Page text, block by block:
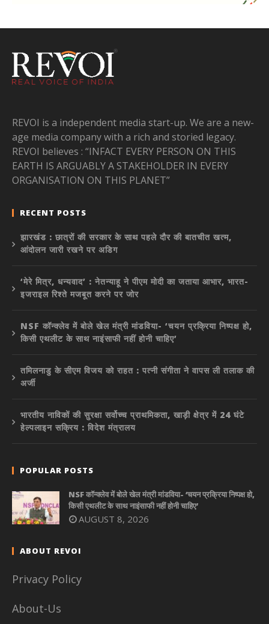
REVOI is a independent media start-up. We are a new-
age media company with a rich and storied legacy.
REVOI believes : “INFACT EVERY PERSON ON THIS
EARTH IS ARGUABLY A STAKEHOLDER IN EVERY
ORGANISATION ON THIS PLANET”
RECENT POSTS
झारखंड : छात्रों की सरकार के साथ पहले दौर की बातचीत खत्म,
आंदोलन जारी रखने पर अडिग
‘मेरे मित्र, धन्यवाद’ : नेतन्याहू ने पीएम मोदी का जताया आभार, भारत-
इजराइल रिश्ते मजबूत करने पर जोर
NSF कॉन्क्लेव में बोले खेल मंत्री मांडविया- ‘चयन प्रक्रिया निष्पक्ष हो,
किसी एथलीट के साथ नाइंसाफी नहीं होनी चाहिए’
तमिलनाडु के सीएम विजय को राहत : पत्नी संगीता ने वापस ली तलाक की
अर्जी
भारतीय नाविकों की सुरक्षा सर्वोच्च प्राथमिकता, खाड़ी क्षेत्र में 24 घंटे
हेल्पलाइन सक्रिय : विदेश मंत्रालय
POPULAR POSTS
NSF कॉन्क्लेव में बोले खेल मंत्री मांडविया- ‘चयन प्रक्रिया निष्पक्ष हो,
किसी एथलीट के साथ नाइंसाफी नहीं होनी चाहिए’
AUGUST 8, 2026
ABOUT REVOI
Privacy Policy
About-Us